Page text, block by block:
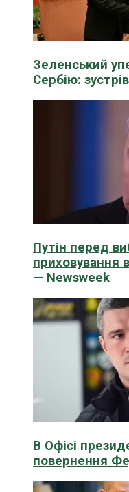
Зеленський
Сербію:
Путін перед
приховування
— Newsweek
В Офісі
повернення